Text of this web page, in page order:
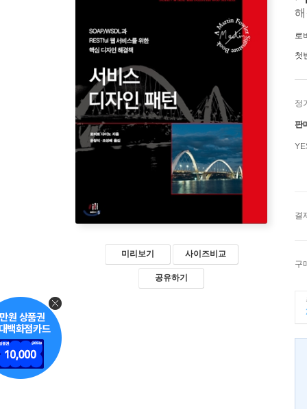
미리보기 사이즈비교
공유하기
로
첫
정
판
결
구